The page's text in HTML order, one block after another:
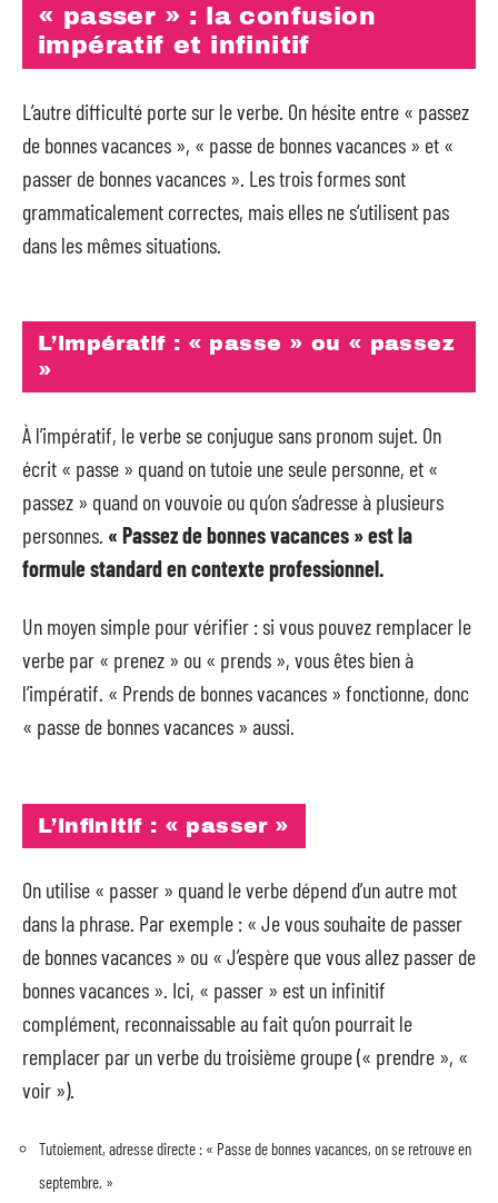
« passer » : la confusion
impératif et infinitif
L’autre difficulté porte sur le verbe. On hésite entre « passez
de bonnes vacances », « passe de bonnes vacances » et «
passer de bonnes vacances ». Les trois formes sont
grammaticalement correctes, mais elles ne s’utilisent pas
dans les mêmes situations.
L’impératif : « passe » ou « passez
»
À l’impératif, le verbe se conjugue sans pronom sujet. On
écrit « passe » quand on tutoie une seule personne, et «
passez » quand on vouvoie ou qu’on s’adresse à plusieurs
personnes. « Passez de bonnes vacances » est la
formule standard en contexte professionnel.
Un moyen simple pour vérifier : si vous pouvez remplacer le
verbe par « prenez » ou « prends », vous êtes bien à
l’impératif. « Prends de bonnes vacances » fonctionne, donc
« passe de bonnes vacances » aussi.
L’infinitif : « passer »
On utilise « passer » quand le verbe dépend d’un autre mot
dans la phrase. Par exemple : « Je vous souhaite de passer
de bonnes vacances » ou « J’espère que vous allez passer de
bonnes vacances ». Ici, « passer » est un infinitif
complément, reconnaissable au fait qu’on pourrait le
remplacer par un verbe du troisième groupe (« prendre », «
voir »).
Tutoiement, adresse directe : « Passe de bonnes vacances, on se retrouve en
septembre. »